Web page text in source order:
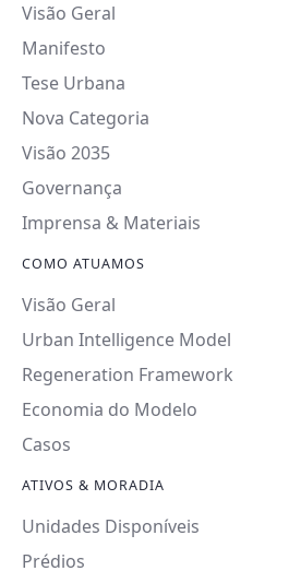
Visão Geral
Manifesto
Tese Urbana
Nova Categoria
Visão 2035
Governança
Imprensa & Materiais
COMO ATUAMOS
Visão Geral
Urban Intelligence Model
Regeneration Framework
Economia do Modelo
Casos
ATIVOS & MORADIA
Unidades Disponíveis
Prédios